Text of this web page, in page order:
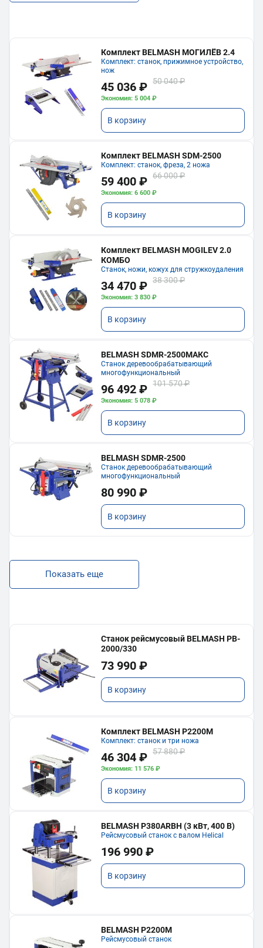
Комплект BELMASH МОГИЛЁВ 2.4
Комплект: станок, прижимное устройство,
нож
45 036 ₽ 50 040 ₽
Экономия: 5 004 ₽
В корзину
Комплект BELMASH SDM-2500
Комплект: станок, фреза, 2 ножа
59 400 ₽ 66 000 ₽
Экономия: 6 600 ₽
В корзину
Комплект BELMASH MOGILEV 2.0
КОМБО
Станок, ножи, кожух для стружкоудаления
34 470 ₽ 38 300 ₽
Экономия: 3 830 ₽
В корзину
BELMASH SDMR-2500МАКС
Станок деревообрабатывающий
многофункциональный
96 492 ₽ 101 570 ₽
Экономия: 5 078 ₽
В корзину
BELMASH SDMR-2500
Станок деревообрабатывающий
многофункциональный
80 990 ₽
В корзину
Показать еще
Станок рейсмусовый BELMASH PB-
2000/330
73 990 ₽
В корзину
Комплект BELMASH P2200M
Комплект: станок и три ножа
46 304 ₽ 57 880 ₽
Экономия: 11 576 ₽
В корзину
BELMASH P380ARBH (3 кВт, 400 В)
Рейсмусовый станок с валом Helical
196 990 ₽
В корзину
BELMASH P2200M
Рейсмусовый станок